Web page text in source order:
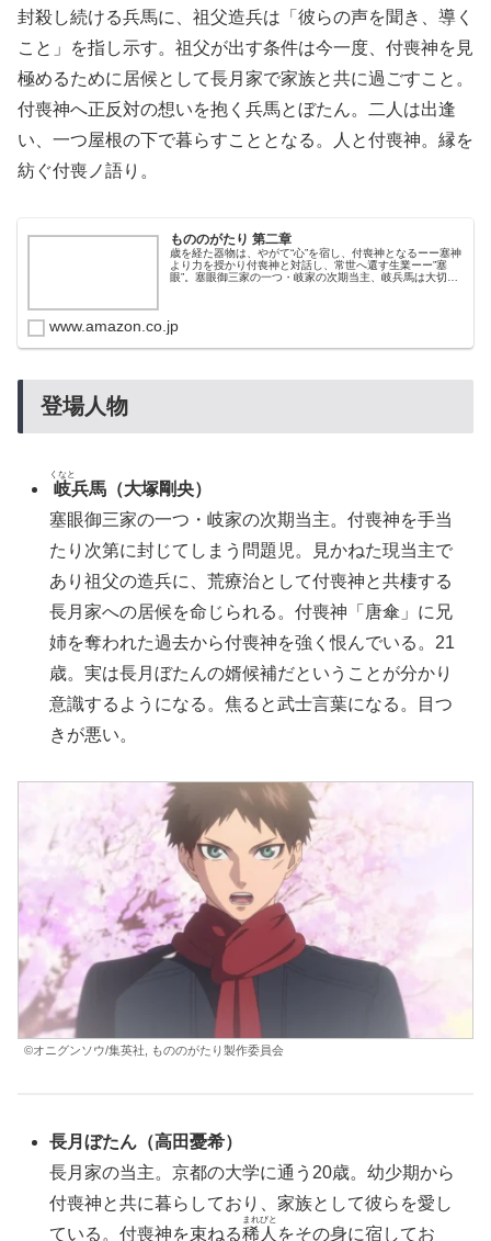
封殺し続ける兵馬に、祖父造兵は「彼らの声を聞き、導く
こと」を指し示す。祖父が出す条件は今一度、付喪神を見
極めるために居候として長月家で家族と共に過ごすこと。
付喪神へ正反対の想いを抱く兵馬とぼたん。二人は出逢
い、一つ屋根の下で暮らすこととなる。人と付喪神。縁を
紡ぐ付喪ノ語り。
もののがたり 第二章
歳を経た器物は、やがて“心”を宿し、付喪神となるーー塞神
より力を授かり付喪神と対話し、常世へ還す生業ーー”塞
眼”。塞眼御三家の一つ・岐家の次期当主、岐兵馬は大切な
www.amazon.co.jp
登場人物
岐
くなと
兵馬（大塚剛央）
塞眼御三家の一つ・岐家の次期当主。付喪神を手当
たり次第に封じてしまう問題児。見かねた現当主で
あり祖父の造兵に、荒療治として付喪神と共棲する
長月家への居候を命じられる。付喪神「唐傘」に兄
姉を奪われた過去から付喪神を強く恨んでいる。21
歳。実は長月ぼたんの婿候補だということが分かり
意識するようになる。焦ると武士言葉になる。目つ
きが悪い。
©オニグンソウ/集英社, もののがたり製作委員会
長月ぼたん （高田憂希）
長月家の当主。京都の大学に通う20歳。幼少期から
付喪神と共に暮らしており、家族として彼らを愛し
ている。付喪神を束ねる稀人
まれびと
をその身に宿してお